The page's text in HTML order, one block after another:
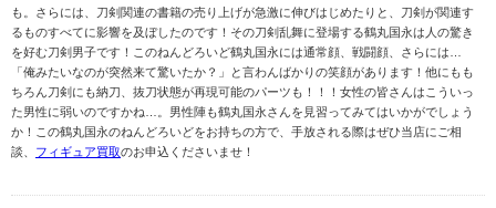
も。さらには、刀剣関連の書籍の売り上げが急激に伸びはじめたりと、刀剣が関連す
るものすべてに影響を及ぼしたのです！その刀剣乱舞に登場する鶴丸国永は人の驚き
を好む刀剣男子です！このねんどろいど鶴丸国永には通常顔、戦闘顔、さらには…
「俺みたいなのが突然来て驚いたか？」と言わんばかりの笑顔があります！他にもも
ちろん刀剣にも納刀、抜刀状態が再現可能のパーツも！！！女性の皆さんはこういっ
た男性に弱いのですかね…。男性陣も鶴丸国永さんを見習ってみてはいかがでしょう
か！この鶴丸国永のねんどろいどをお持ちの方で、手放される際はぜひ当店にご相
談、 フィギュア買取のお申込くださいませ！